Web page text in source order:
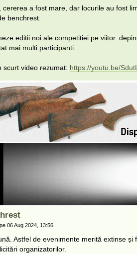
cererea a fost mare, dar locurile au fost
benchrest.
editii noi ale competitiei pe viitor.
mai multi participanti.
scurt video rezumat: https://youtu.be/
06 Aug 2024, 13:56
Astfel de evenimente merită extinse
organizatorilor.